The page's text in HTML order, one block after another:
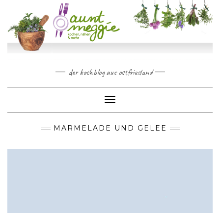
content
der kochblog aus ostfriesland
Toggle Navigation
MARMELADE UND GELEE